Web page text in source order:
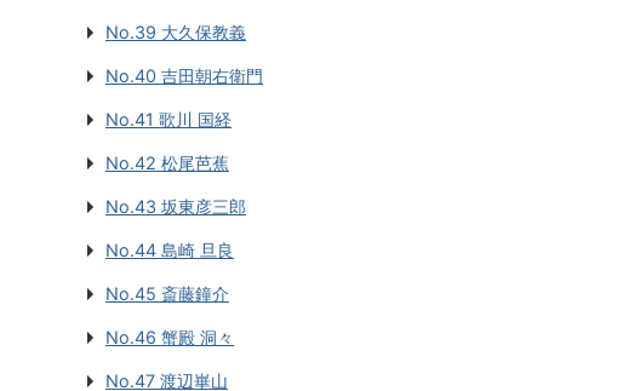
No.39 大久保教義
No.40 吉田朝右衛門
No.41 歌川 国経
No.42 松尾芭蕉
No.43 坂東彦三郎
No.44 島崎 旦良
No.45 斎藤鐘介
No.46 蟹殿 洞々
No.47 渡辺崋山